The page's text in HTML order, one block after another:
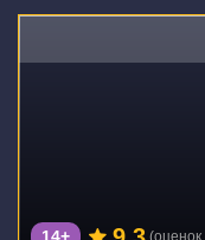
(оценок